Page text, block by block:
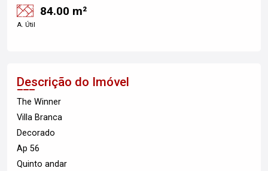
84.00 m²
A. Útil
Descrição do Imóvel
The Winner
Villa Branca
Decorado
Ap 56
Quinto andar